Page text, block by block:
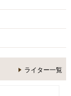
ライター一覧